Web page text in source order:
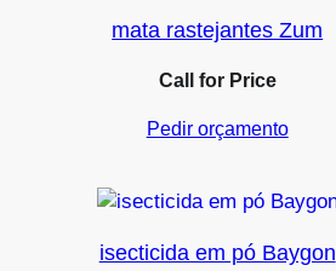
mata rastejantes Zum
Call for Price
Pedir orçamento
isecticida em pó Baygon